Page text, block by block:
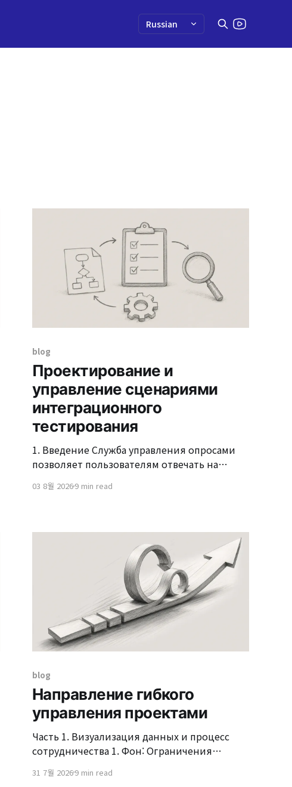
blog
Проектирование и
управление сценариями
интеграционного
тестирования
1. Введение Служба управления опросами
позволяет пользователям отвечать на
администраторам проверять и управлять
различаются по ролям, таким как
пользователи, сотрудники и
администраторы, а методы
аутентификации варьируются в
зависимости от статуса членства. Кроме
03 8월 20269 min read
blog
Направление гибкого
управления проектами
Часть 1. Визуализация данных и процесс
сотрудничества 1. Фон: Ограничения
методологии Agile: Быстрая реакция и
31 7월 20269 min read